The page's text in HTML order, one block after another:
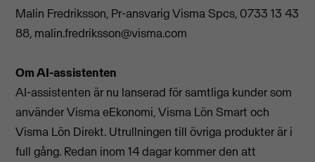
Malin Fredriksson, Pr-ansvarig Visma Spcs, 0733 13 43
88, malin.fredriksson@visma.com
Om AI-assistenten
AI-assistenten är nu lanserad för samtliga kunder som
använder Visma eEkonomi, Visma Lön Smart och
Visma Lön Direkt. Utrullningen till övriga produkter är i
full gång. Redan inom 14 dagar kommer den att